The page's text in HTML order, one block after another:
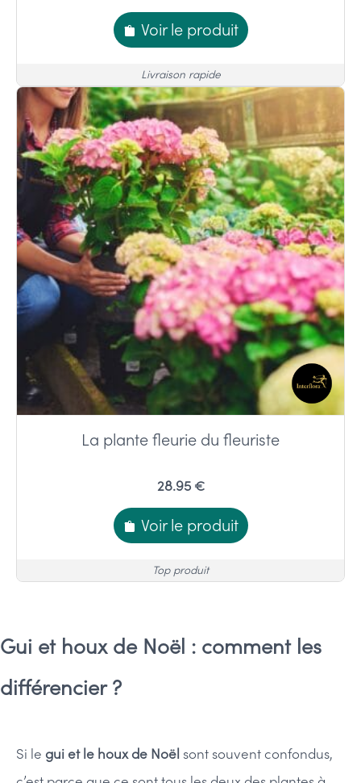
Voir le produit
Livraison rapide
La plante fleurie du fleuriste
28.95 €
Voir le produit
Top produit
Gui et houx de Noël : comment les
différencier ?
Si le gui et le houx de Noël sont souvent confondus,